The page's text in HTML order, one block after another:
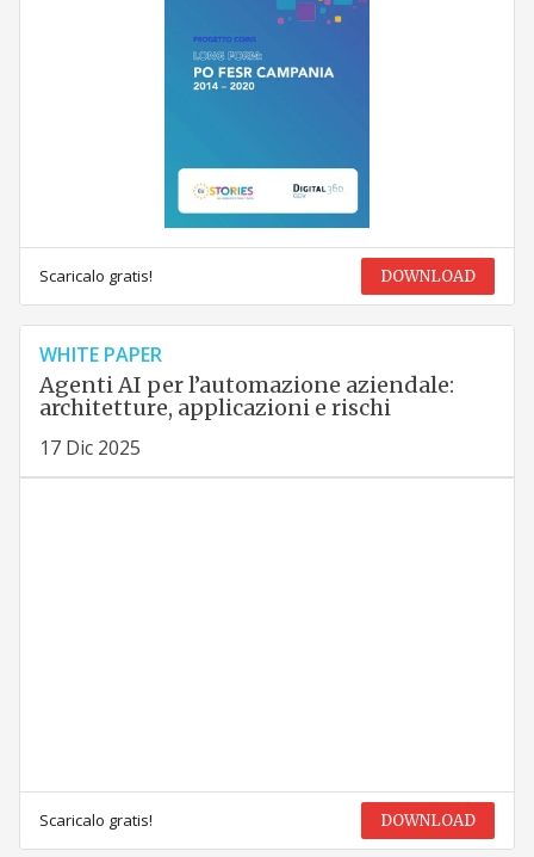
Scaricalo gratis! DOWNLOAD
WHITE PAPER
Agenti AI per l’automazione aziendale:
architetture, applicazioni e rischi
17 Dic 2025
Scaricalo gratis! DOWNLOAD